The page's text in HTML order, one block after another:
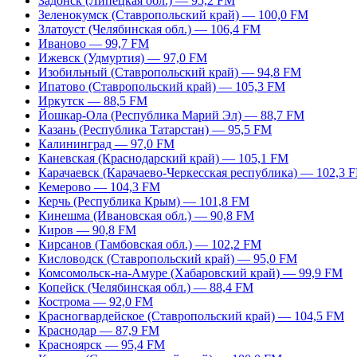
Зеленокумск (Ставропольский край) — 100,0 FM
Златоуст (Челябинская обл.) — 106,4 FM
Иваново — 99,7 FM
Ижевск (Удмуртия) — 97,0 FM
Изобильный (Ставропольский край) — 94,8 FM
Ипатово (Ставропольский край) — 105,3 FM
Иркутск — 88,5 FM
Йошкар-Ола (Республика Марий Эл) — 88,7 FM
Казань (Республика Татарстан) — 95,5 FM
Калининград — 97,0 FM
Каневская (Краснодарский край) — 105,1 FM
Карачаевск (Карачаево-Черкесская республика) — 102,3
Кемерово — 104,3 FM
Керчь (Республика Крым) — 101,8 FM
Кинешма (Ивановская обл.) — 90,8 FM
Киров — 90,8 FM
Кирсанов (Тамбовская обл.) — 102,2 FM
Кисловодск (Ставропольский край) — 95,0 FM
Комсомольск-на-Амуре (Хабаровский край) — 99,9 FM
Копейск (Челябинская обл.) — 88,4 FM
Кострома — 92,0 FM
Красногвардейское (Ставропольский край) — 104,5 FM
Краснодар — 87,9 FM
Красноярск — 95,4 FM